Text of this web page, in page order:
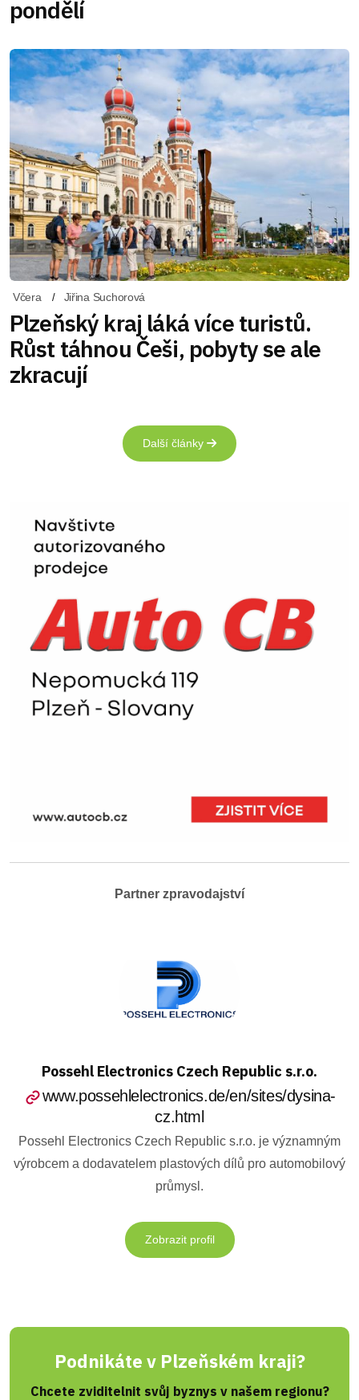
pondělí
Včera Jiřina Suchorová
Plzeňský kraj láká více turistů.
Růst táhnou Češi, pobyty se ale
zkracují
Další články
Partner zpravodajství
Possehl Electronics Czech Republic s.r.o.
www.possehlelectronics.de/en/sites/dysina-
cz.html
Possehl Electronics Czech Republic s.r.o. je významným
výrobcem a dodavatelem plastových dílů pro automobilový
průmysl.
Zobrazit profil
Podnikáte v Plzeňském kraji?
Chcete zviditelnit svůj byznys v našem regionu?